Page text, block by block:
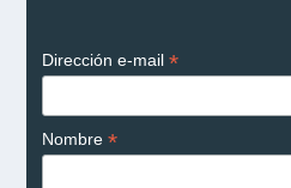
Dirección e-mail *
Nombre *